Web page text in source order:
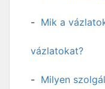
Mik a
vázlatokat?
Milyen